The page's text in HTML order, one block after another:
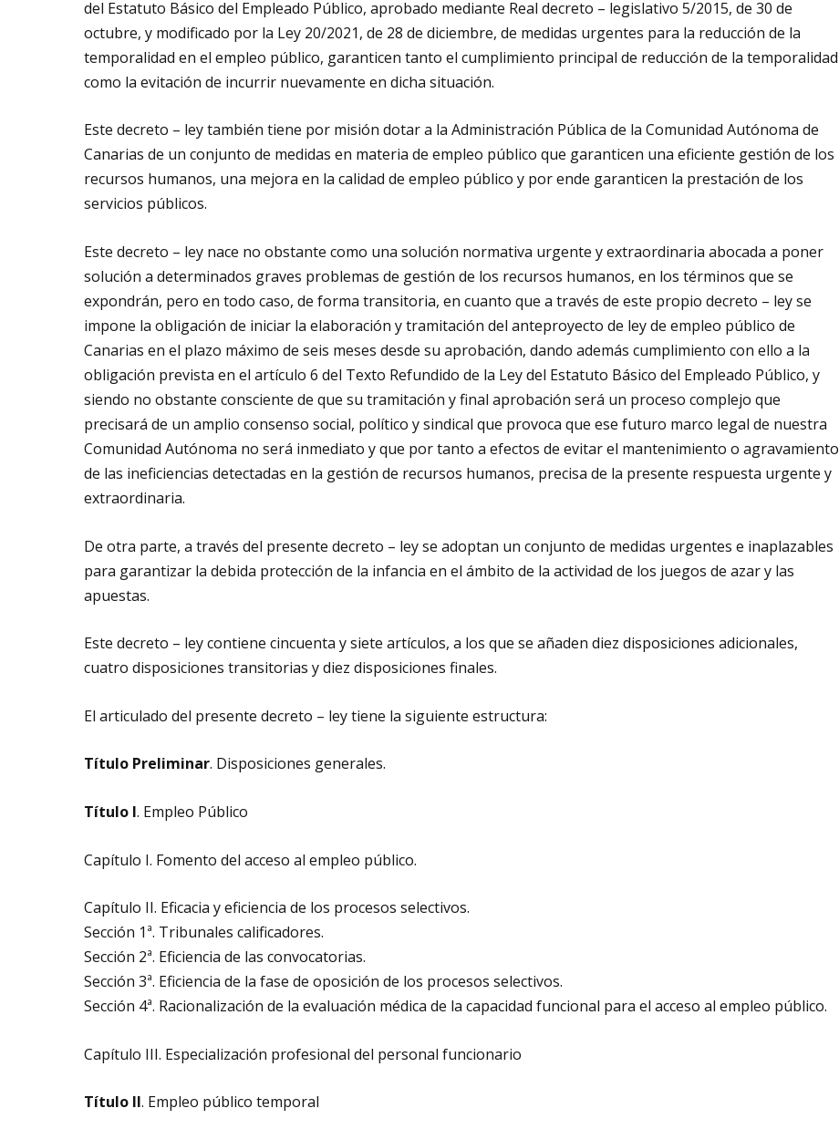
del Estatuto Básico del Empleado Público, aprobado mediante Real decreto – legislativo 5/2015, de 30 de
octubre, y modificado por la Ley 20/2021, de 28 de diciembre, de medidas urgentes para la reducción de la
temporalidad en el empleo público, garanticen tanto el cumplimiento principal de reducción de la temporalidad
como la evitación de incurrir nuevamente en dicha situación.
Este decreto – ley también tiene por misión dotar a la Administración Pública de la Comunidad Autónoma de
Canarias de un conjunto de medidas en materia de empleo público que garanticen una eficiente gestión de los
recursos humanos, una mejora en la calidad de empleo público y por ende garanticen la prestación de los
servicios públicos.
Este decreto – ley nace no obstante como una solución normativa urgente y extraordinaria abocada a poner
solución a determinados graves problemas de gestión de los recursos humanos, en los términos que se
expondrán, pero en todo caso, de forma transitoria, en cuanto que a través de este propio decreto – ley se
impone la obligación de iniciar la elaboración y tramitación del anteproyecto de ley de empleo público de
Canarias en el plazo máximo de seis meses desde su aprobación, dando además cumplimiento con ello a la
obligación prevista en el artículo 6 del Texto Refundido de la Ley del Estatuto Básico del Empleado Público, y
siendo no obstante consciente de que su tramitación y final aprobación será un proceso complejo que
precisará de un amplio consenso social, político y sindical que provoca que ese futuro marco legal de nuestra
Comunidad Autónoma no será inmediato y que por tanto a efectos de evitar el mantenimiento o agravamiento
de las ineficiencias detectadas en la gestión de recursos humanos, precisa de la presente respuesta urgente y
extraordinaria.
De otra parte, a través del presente decreto – ley se adoptan un conjunto de medidas urgentes e inaplazables
para garantizar la debida protección de la infancia en el ámbito de la actividad de los juegos de azar y las
apuestas.
Este decreto – ley contiene cincuenta y siete artículos, a los que se añaden diez disposiciones adicionales,
cuatro disposiciones transitorias y diez disposiciones finales.
El articulado del presente decreto – ley tiene la siguiente estructura:
Título Preliminar. Disposiciones generales.
Título I. Empleo Público
Capítulo I. Fomento del acceso al empleo público.
Capítulo II. Eficacia y eficiencia de los procesos selectivos.
Sección 1ª. Tribunales calificadores.
Sección 2ª. Eficiencia de las convocatorias.
Sección 3ª. Eficiencia de la fase de oposición de los procesos selectivos.
Sección 4ª. Racionalización de la evaluación médica de la capacidad funcional para el acceso al empleo público.
Capítulo III. Especialización profesional del personal funcionario
Título II. Empleo público temporal